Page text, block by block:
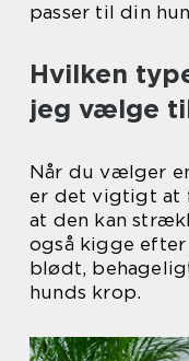
passer til din
Hvilken
jeg vælge
Når du vælger
er det vigtigt at
at den kan
også kigge efter
blødt,
hunds krop.